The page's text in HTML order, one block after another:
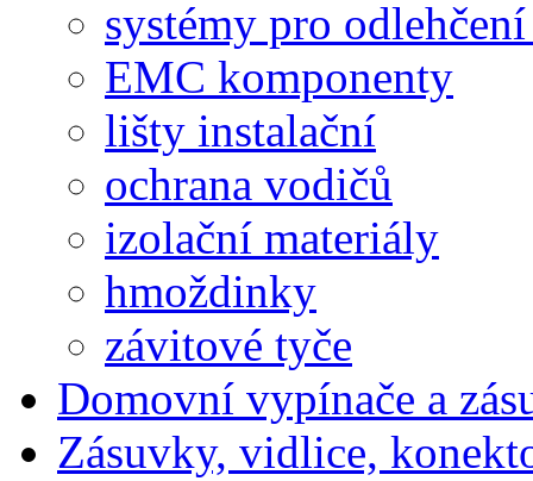
systémy pro
EMC komponenty
lišty instalační
ochrana vodičů
izolační materiály
hmoždinky
závitové tyče
Domovní vypínače a
Zásuvky, vidlice,